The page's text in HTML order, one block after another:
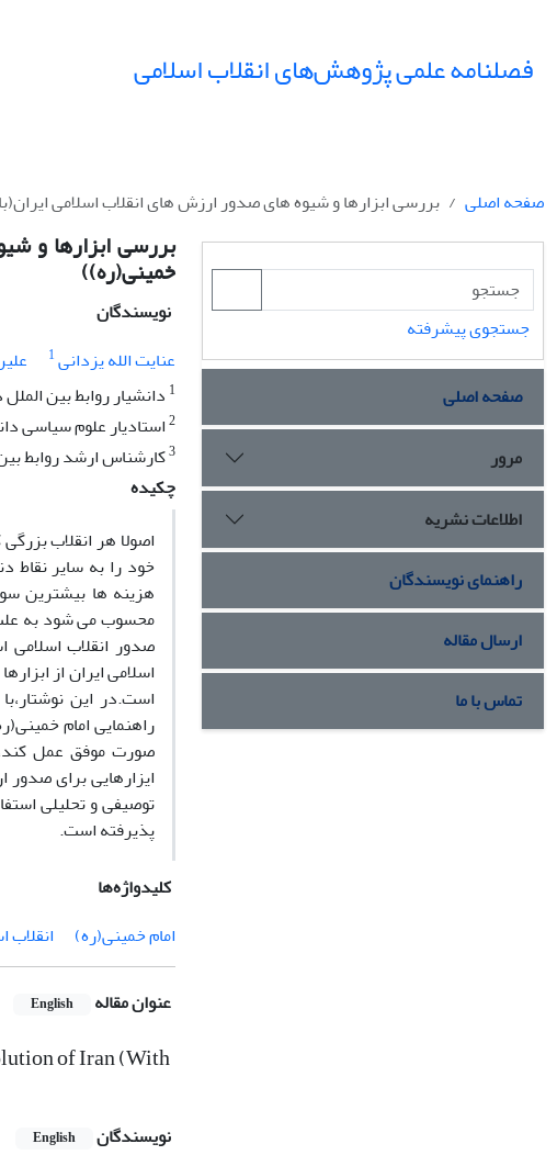
فصلنامه علمی پژوهش‌های انقلاب اسلامی
صفحه اصلی بررسی ابزارها و شیوه های صدور ارزش های انقلاب اسلامی
بررسی ابزارها و
خمینی(ره))
نویسندگان
عنایت الله یزدانی1
1 دانشیار روابط بین
2استادیار علوم سیاسی
3کارشناس ارشد روابط
چکیده
اصولا هر انقلاب
خود را به سایر نقاط
هزینه ها بیشترین
محسوب می شود به علت
صدور انقلاب
اسلامی ایران از
است.در این
راهنمایی امام
صورت موفق عمل
ایزارهایی برای صدور
توصیفی و تحلیلی
پذیرفته است.
کلیدواژه‌ها
امام خمینی(ره)
انقلاب
عنوان مقاله English
of Iran (With
نویسندگان English
جستجوی پیشرفته
صفحه اصلی
مرور
اطلاعات نشریه
راهنمای نویسندگان
ارسال مقاله
تماس با ما